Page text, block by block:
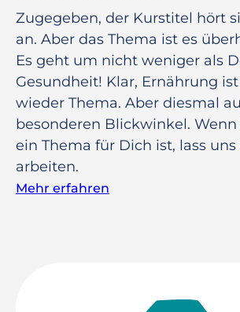
Zugegeben, der Kurstitel hört
an. Aber das Thema ist es
Es geht um nicht weniger als
Gesundheit! Klar, Ernährung
wieder Thema. Aber diesmal
besonderen Blickwinkel.
ein Thema für Dich ist, lass uns
arbeiten.
Mehr erfahren